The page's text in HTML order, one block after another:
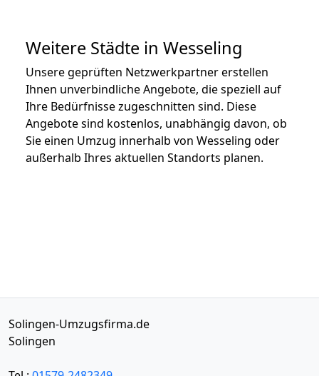
Weitere Städte in Wesseling
Unsere geprüften Netzwerkpartner erstellen
Ihnen unverbindliche Angebote, die speziell auf
Ihre Bedürfnisse zugeschnitten sind. Diese
Angebote sind kostenlos, unabhängig davon, ob
Sie einen Umzug innerhalb von Wesseling oder
außerhalb Ihres aktuellen Standorts planen.
Solingen-Umzugsfirma.de
Solingen